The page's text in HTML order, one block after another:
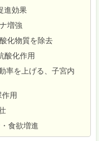
進効果
増強
化物質を除去
酸化作用
率を上げる、子宮内
用
食欲増進